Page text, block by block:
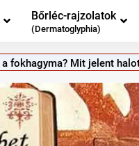
Bőrléc-rajzolatok
(Dermatoglyphia)
fokhagyma? Mit jelent